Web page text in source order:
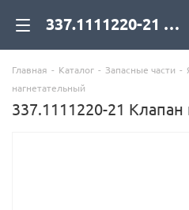
337.1111220-21 Клапан нагнетательный для дизельных двигателей купить со склада с доставкой по цене официального дилера - компания Дизель Экспорт
Главная - Каталог - Запасные части -
нагнетательный
337.1111220-21 Клапан